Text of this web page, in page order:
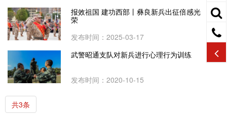
报效祖国 建功西部丨彝良新兵出征倍感光
荣
发布时间：2025-03-17
武警昭通支队对新兵进行心理行为训练
发布时间：2020-10-15
共3条